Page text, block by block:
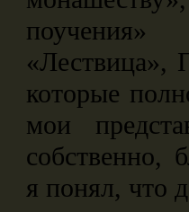
«Лествица»,
которые
мои
собственно,
я понял, что